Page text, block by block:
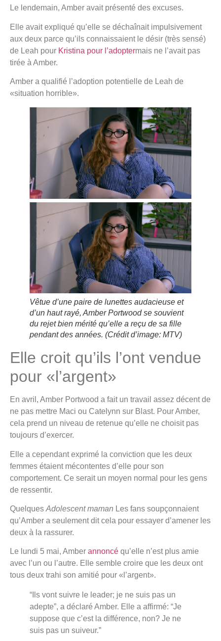
Le lendemain, Amber avait présenté des excuses.
Elle avait expliqué qu’elle se déchaînait impulsivement
aux deux parce qu’ils connaissaient le désir (très sensé)
de Leah pour Kristina pour l’adoptermais ne l’avait pas
tirée à Amber.
Amber a qualifié l’adoption potentielle de Leah de
«situation horrible».
Vêtue d’une paire de lunettes audacieuse et
d’un haut rayé, Amber Portwood se souvient
du rejet bien mérité qu’elle a reçu de sa fille
pendant des années. (Crédit d’image: MTV)
Elle croit qu’ils l’ont vendue
pour «l’argent»
En avril, Amber Portwood a fait un travail assez décent de
ne pas mettre Maci ou Catelynn sur Blast. Pour Amber,
cela prend un niveau de retenue qu’elle ne choisit pas
toujours d’exercer.
Elle a cependant exprimé la conviction que les deux
femmes étaient mécontentes d’elle pour son
comportement. Ce serait un moyen normal pour les gens
de ressentir.
Quelques Adolescent maman Les fans soupçonnaient
qu’Amber a seulement dit cela pour essayer d’amener les
deux à la rassurer.
Le lundi 5 mai, Amber annoncé qu’elle n’est plus amie
avec l’un ou l’autre. Elle semble croire que les deux ont
tous deux trahi son amitié pour «l’argent».
“Ils vont suivre le leader; je ne suis pas un
adepte”, a déclaré Amber. Elle a affirmé: “Je
suppose que c’est la différence, non? Je ne
suis pas un suiveur.”